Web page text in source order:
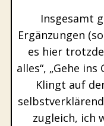
Insgesamt
Ergänzungen
es hier
alles“, „Gehe ins
Klingt auf
zugleich, ich